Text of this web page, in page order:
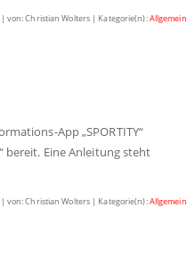
von: Christian Wolters | Kategorie(n):Allgemein
App „SPORTITY“
bereit. Eine Anleitung steht
von: Christian Wolters | Kategorie(n):Allgemein